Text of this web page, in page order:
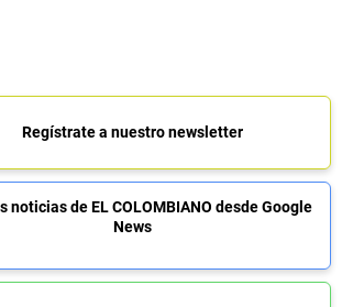
Regístrate a nuestro newsletter
noticias de EL COLOMBIANO desde Google
News